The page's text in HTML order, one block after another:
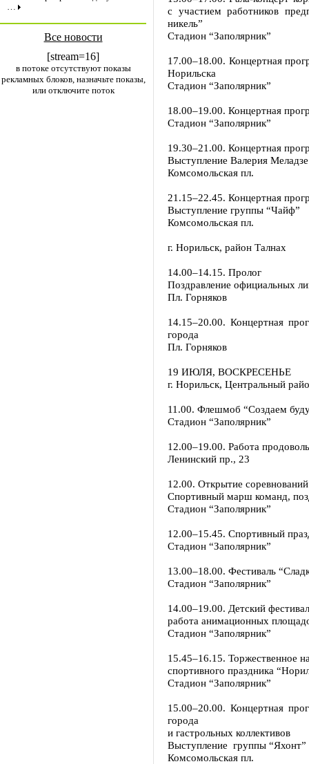
…
Все новости
[stream=16]
в потоке отсутствуют показы
рекламных блоков, назначьте показы,
или отключите поток
с участием работников
никель”
Стадион “Заполярник”
17.00–18.00. Концертная
Норильска
Стадион “Заполярник”
18.00–19.00. Концертная
Стадион “Заполярник”
19.30–21.00. Концертная
Выступление Валерия Меладзе
Комсомольская пл.
21.15–22.45. Концертная
Выступление группы “Чайф”
Комсомольская пл.
г. Норильск, район Талнах
14.00–14.15. Пролог
Поздравление официальных
Пл. Горняков
14.15–20.00. Концертная
города
Пл. Горняков
19 ИЮЛЯ, ВОСКРЕСЕНЬЕ
г. Норильск, Центральный
11.00. Флешмоб “Создаем
Стадион “Заполярник”
12.00–19.00. Работа
Ленинский пр., 23
12.00. Открытие соревнований
Спортивный марш команд,
Стадион “Заполярник”
12.00–15.45. Спортивный
Стадион “Заполярник”
13.00–18.00. Фестиваль
Стадион “Заполярник”
14.00–19.00. Детский
работа анимационных
Стадион “Заполярник”
15.45–16.15. Торжественное
спортивного праздника
Стадион “Заполярник”
15.00–20.00. Концертная
города
и гастрольных коллективов
Выступление группы “Яхонт”
Комсомольская пл.